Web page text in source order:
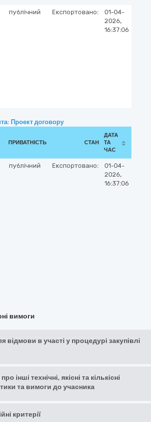
публічний Експортовано:
01-04-
2026,
16:37:06
Проект договору
ПРИВАТНІСТЬ СТАН
ДАТА
ТА
ЧАС
публічний Експортовано:
01-04-
2026,
16:37:06
вимоги
відмови в участі у процедурі закупівлі
інші технічні, якісні та кількісні
та вимоги до учасника
критерії